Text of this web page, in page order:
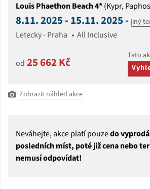
Louis Phaethon Beach 4*(Kypr,
8.11. 2025 - 15.11. 2025 - jiný
Letecky - Praha All Inclusive
od 25 662 Kč
Tato
Zobrazit náhled akce
Neváhejte, akce platí pouzedo
posledních míst, poté již cena nebo
nemusí odpovídat!